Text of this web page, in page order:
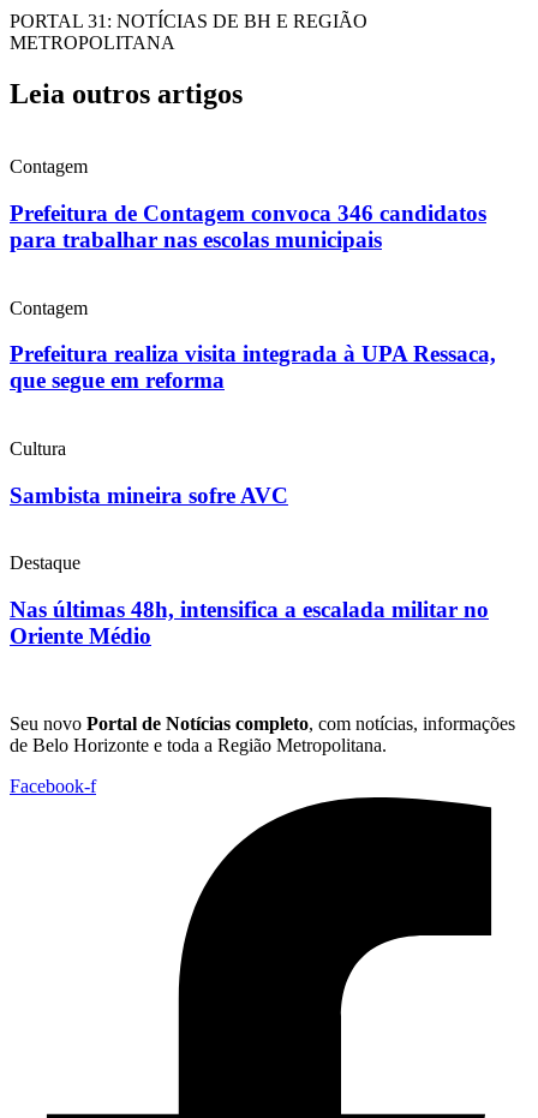
PORTAL 31: NOTÍCIAS DE BH E REGIÃO
METROPOLITANA
Leia outros artigos
Contagem
Prefeitura de Contagem convoca 346 candidatos
para trabalhar nas escolas municipais
Contagem
Prefeitura realiza visita integrada à UPA Ressaca,
que segue em reforma
Cultura
Sambista mineira sofre AVC
Destaque
Nas últimas 48h, intensifica a escalada militar no
Oriente Médio
Seu novo Portal de Notícias completo, com notícias, informações
de Belo Horizonte e toda a Região Metropolitana.
Facebook-f